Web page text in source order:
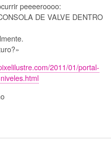
peeeeroooo:
DE VALVE DENTRO
2011/01/portal-